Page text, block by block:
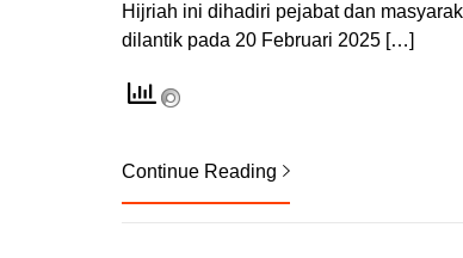
Hijriah ini dihadiri pejabat dan
dilantik pada 20 Februari 2025 […]
Continue Reading